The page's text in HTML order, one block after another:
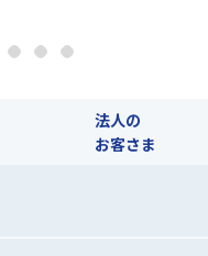
法人の
お客さま